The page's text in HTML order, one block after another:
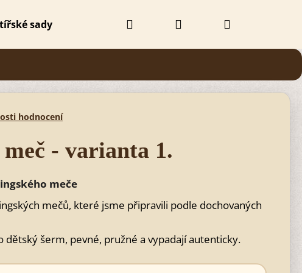
sady Obchodní podmínky
Hledat PřihlášeníNákupní
hodnocení
- varianta 1.
meče
mečů, které jsme připravili podle dochovaných
dětský šerm, pevné, pružné a vypadají autenticky.
MEČ